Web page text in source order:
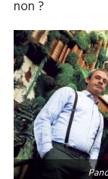
non ?